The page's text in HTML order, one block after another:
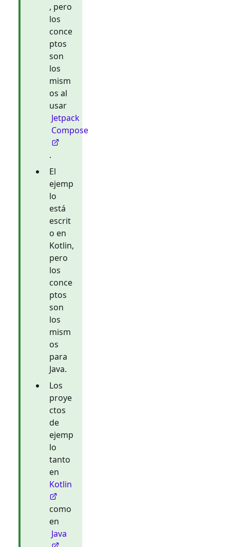
, pero
los
conce
ptos
son
los
mism
os al
usar
Jetpack
Compose
.
El
ejemp
lo
está
escrit
o en
Kotlin,
pero
los
conce
ptos
son
los
mism
os
para
Java.
Los
proye
ctos
de
ejemp
lo
tanto
en
Kotlin
como
en
Java